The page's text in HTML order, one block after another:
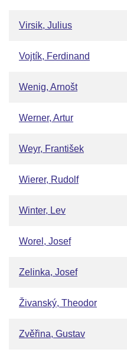
Virsik, Julius
Vojtík, Ferdinand
Wenig, Arnošt
Werner, Artur
Weyr, František
Wierer, Rudolf
Winter, Lev
Worel, Josef
Zelinka, Josef
Živanský, Theodor
Zvěřina, Gustav